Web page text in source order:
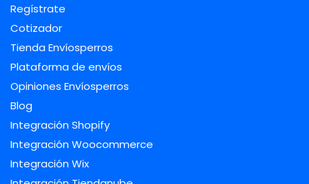
Regístrate
Cotizador
Tienda Envíosperros
Plataforma de envíos
Opiniones Envíosperros
Blog
Integración Shopify
Integración Woocommerce
Integración Wix